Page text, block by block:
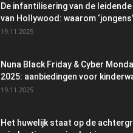
De infantilisering van de leidende
van Hollywood: waarom
19.11.2025
Nuna Black Friday & Cyber
2025: aanbiedingen voor
19.11.2025
Het huwelijk staat op de